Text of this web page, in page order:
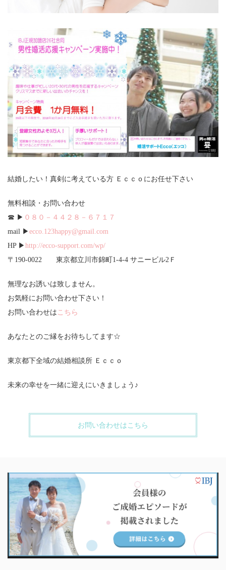
結婚したい！真剣に考えている方 Ｅｃｃｏにお任せ下さい
無料相談・お問い合わせ
☎ ▶ ０８０－４４２８－６７１７
mail ▶ ecco.123happy@gmail.com
HP ▶ http://ecco-support.com/wp/
〒190-0022 東京都立川市錦町1-4-4 サニービル2Ｆ
無理なお誘いは致しません。
お気軽にお問い合わせ下さい！
お問い合わせは こちら
あなたとのご縁をお待ちしてます☆
東京都下全域の結婚相談所 Ｅｃｃｏ
未来の幸せを一緒に迎えにいきましょう♪
お問い合わせはこちら